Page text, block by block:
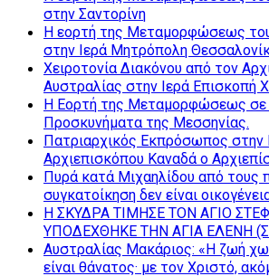
στην Σαντορίνη
Η εορτή της Μεταμορφώσεως
στην Ιερά Μητρόπολη
Χειροτονία Διακόνου από τον
Αυστραλίας στην Ιερά Επισκοπή
Η Εορτή της Μεταμορφώσεως σε
Προσκυνήματα της Μεσσηνίας.
Πατριαρχικός Εκπρόσωπος στην
Αρχιεπισκόπου Καναδά ο
Πυρά κατά Μιχαηλίδου από τους
συγκατοίκηση δεν είναι
Η ΣΚΥΔΡΑ ΤΙΜΗΣΕ ΤΟΝ ΑΓΙΟ
ΥΠΟΔΕΧΘΗΚΕ ΤΗΝ ΑΓΙΑ ΕΛΕΝΗ
Αυστραλίας Μακάριος: «Η ζωή
είναι θάνατος· με τον Χριστό,